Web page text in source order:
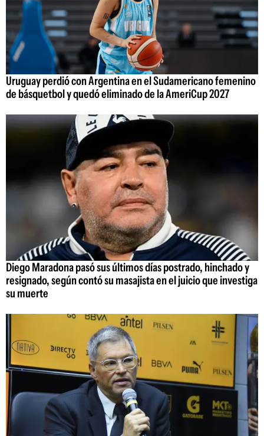
Uruguay perdió con Argentina en el Sudamericano femenino
de básquetbol y quedó eliminado de la AmeriCup 2027
Diego Maradona pasó sus últimos días postrado, hinchado y
resignado, según contó su masajista en el juicio que investiga
su muerte